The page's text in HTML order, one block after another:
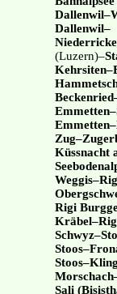
Dallenwil–
(Luzern)–
Küssnacht
Rigi
Sali